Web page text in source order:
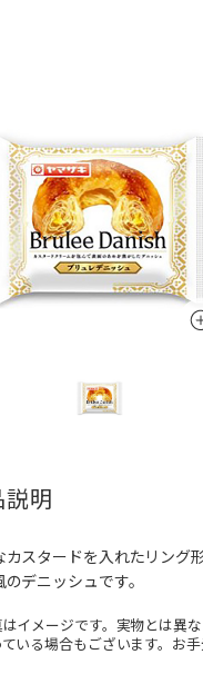
説明
カスタードを入れたリング
のデニッシュです。
イメージです。実物とは異
ている場合もございます。お